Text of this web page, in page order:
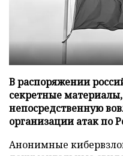
В распоряжении
секретные
непосредственную
организации атак по
Анонимные